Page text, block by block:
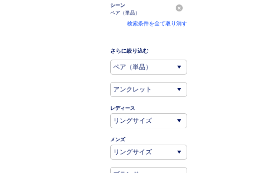
シーン
ペア（単品）
検索条件を全て取り消す
さらに絞り込む
レディース
メンズ